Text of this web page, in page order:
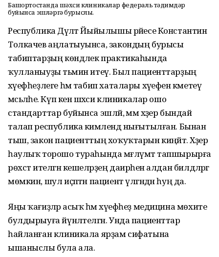
Башҡортостанда шәхси клиникалар федераль тәҡдимдәр
буйынса эшләргә бурыслы.
Республика Дәүләт Йыйылышы рәйесе Константин
Толкачев аңлатыуынса, закондың бурысы
табиптарҙың көндәлек практикаһында
ҡулланыуҙы тәьмин итеү. Был пациенттарҙың
хәүефһеҙлеге һәм табип хаталары хәүефен кәметеү
мәсьәләһе. Күп кенә шәхси клиникалар ошо
стандарттар буйынса эшләй, әммә хәҙер бындай
талап республика кимәлендә нығытылған. Бынан
тыш, закон пациенттың хоҡуҡтарын киңәйтә. Хәҙер
һаулыҡ торошо тураһында мәғлүмәт тапшырырға
рөхсәт ителгән кешеләрҙең даирәһен алдан билдәләргә
мөмкин, шул иҫәптән пациент үлгәндән һуң да.
Яңы ҡағиҙәләр асыҡ һәм хәүефһеҙ медицина мөхите
булдырыуға йүнәлтелгән. Унда пациенттар
һайланған клиникала ярҙам сифатына
ышаныслы була ала.